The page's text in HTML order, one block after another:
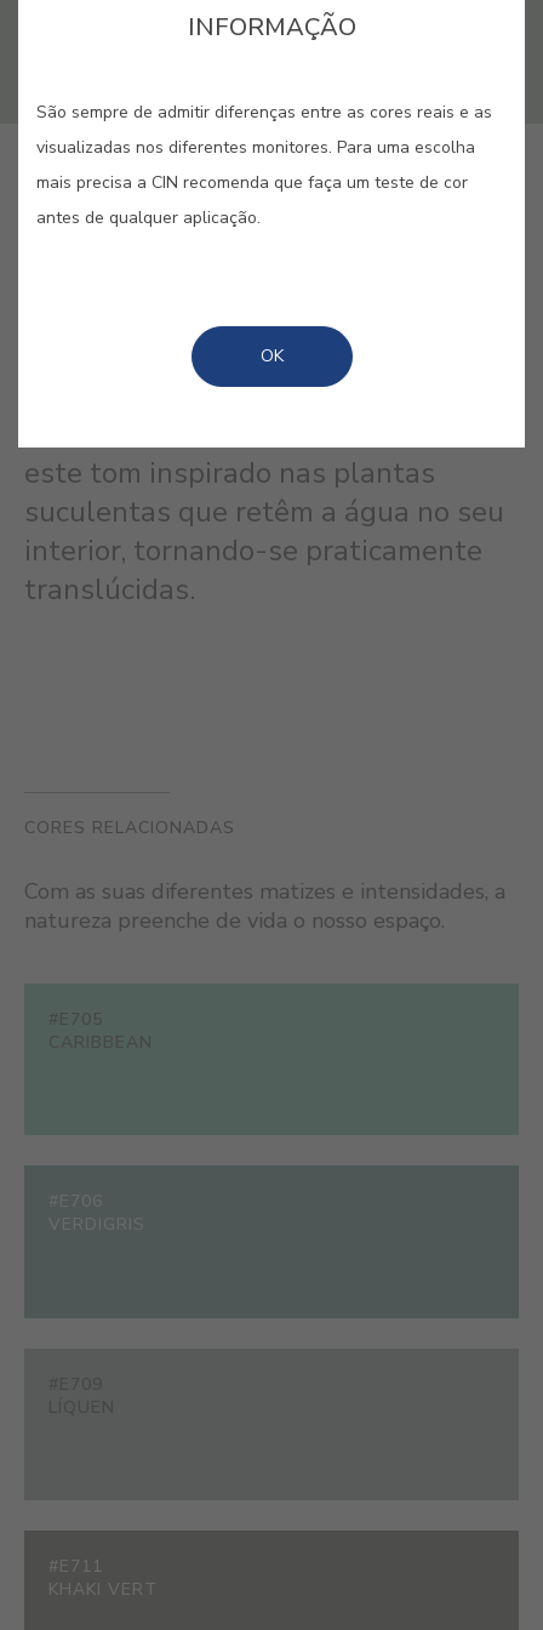
GUARDAR
SUCCULENT GREEN #E724
este tom inspirado nas plantas
suculentas que retêm a água no seu
interior, tornando-se praticamente
translúcidas.
CORES RELACIONADAS
Com as suas diferentes matizes e intensidades, a
natureza preenche de vida o nosso espaço.
#E705
CARIBBEAN
#E706
VERDIGRIS
#E711
KHAKI VERT
INFORMAÇÃO
São sempre de admitir diferenças entre as cores reais e as
visualizadas nos diferentes monitores. Para uma escolha
mais precisa a CIN recomenda que faça um teste de cor
antes de qualquer aplicação.
OK